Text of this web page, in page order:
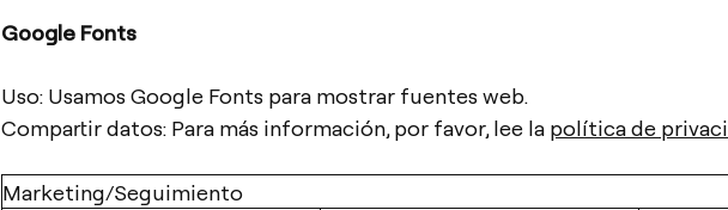
Google Fonts
Uso: Usamos Google Fonts para mostrar fuentes web.
Compartir datos: Para más información, por favor, lee la política de
Marketing/Seguimiento